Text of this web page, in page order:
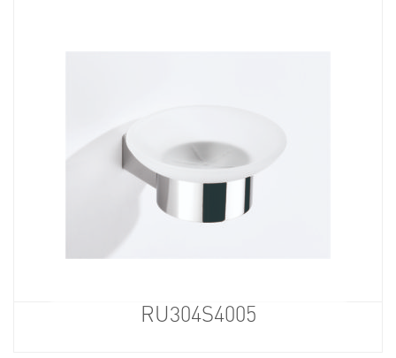
RU304S4005